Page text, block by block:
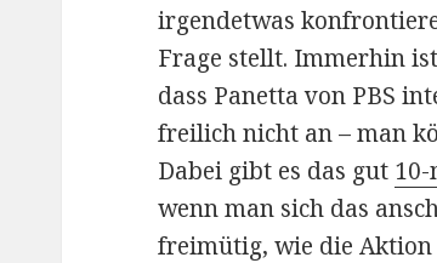
irgendetwas
Frage stellt. Immerhin
dass Panetta von PBS
freilich nicht an – man
Dabei gibt es das gut
wenn man sich das
freimütig, wie die Aktion